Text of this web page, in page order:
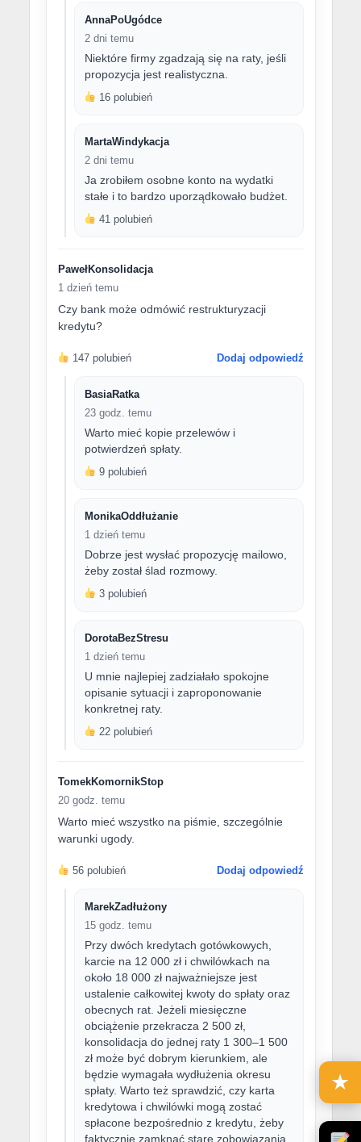
AnnaPoUgódce
2 dni temu
Niektóre firmy zgadzają się na raty, jeśli
propozycja jest realistyczna.
16 polubień
MartaWindykacja
2 dni temu
Ja zrobiłem osobne konto na wydatki
stałe i to bardzo uporządkowało budżet.
41 polubień
PawełKonsolidacja
1 dzień temu
Czy bank może odmówić restrukturyzacji
kredytu?
147 polubień Dodaj odpowiedź
BasiaRatka
23 godz. temu
Warto mieć kopie przelewów i
potwierdzeń spłaty.
9 polubień
MonikaOddłużanie
1 dzień temu
Dobrze jest wysłać propozycję mailowo,
żeby został ślad rozmowy.
3 polubień
DorotaBezStresu
1 dzień temu
U mnie najlepiej zadziałało spokojne
opisanie sytuacji i zaproponowanie
konkretnej raty.
22 polubień
TomekKomornikStop
20 godz. temu
Warto mieć wszystko na piśmie, szczególnie
warunki ugody.
56 polubień Dodaj odpowiedź
MarekZadłużony
15 godz. temu
Przy dwóch kredytach gotówkowych,
karcie na 12 000 zł i chwilówkach na
około 18 000 zł najważniejsze jest
ustalenie całkowitej kwoty do spłaty oraz
obecnych rat. Jeżeli miesięczne
obciążenie przekracza 2 500 zł,
konsolidacja do jednej raty 1 300–1 500
zł może być dobrym kierunkiem, ale
będzie wymagała wydłużenia okresu
spłaty. Warto też sprawdzić, czy karta
kredytowa i chwilówki mogą zostać
spłacone bezpośrednio z kredytu, żeby
faktycznie zamknąć stare zobowiązania.
★